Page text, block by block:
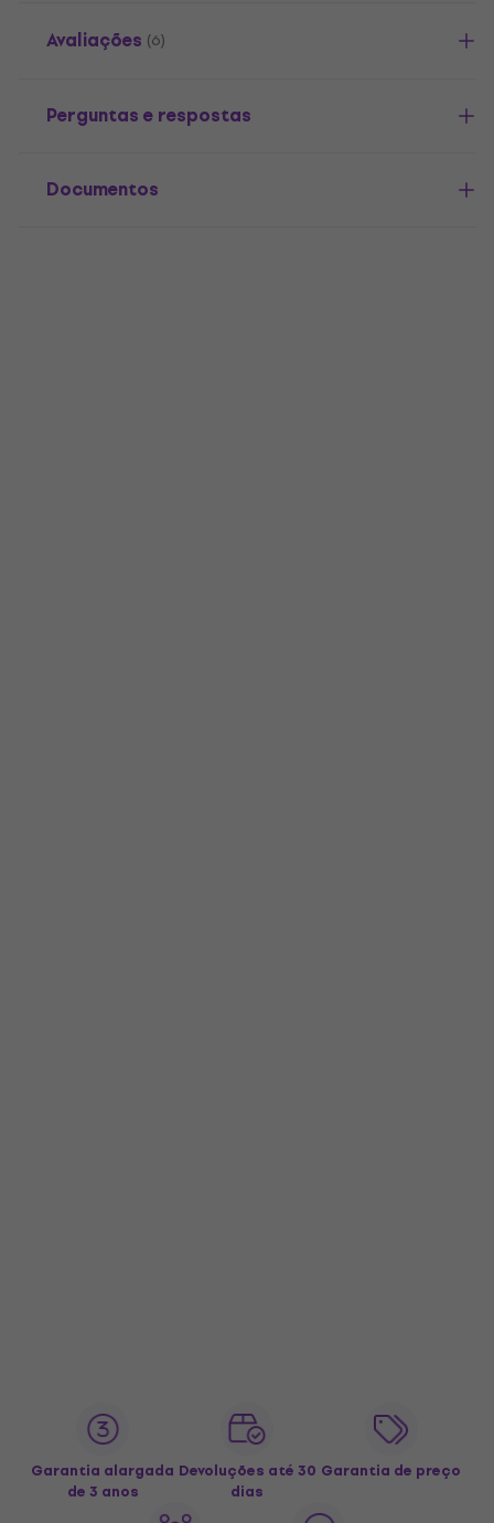
Avaliações (6)
Perguntas e respostas
Documentos
Garantia alargada
de 3 anos
Devoluções até 30
dias
Garantia de preço